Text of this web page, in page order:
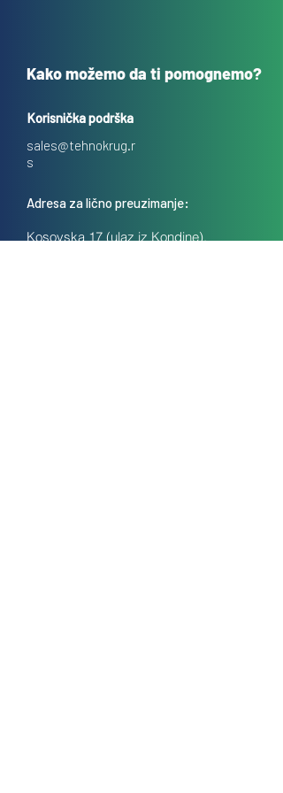
Kako možemo da ti pomognemo?
Korisnička podrška
sales@tehnokrug.r
s
Adresa za lično preuzimanje:
Kosovska 17 (ulaz iz Kondine),